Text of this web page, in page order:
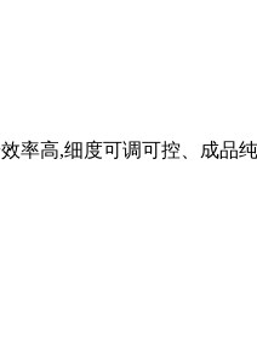
高,细度可调可控、成品